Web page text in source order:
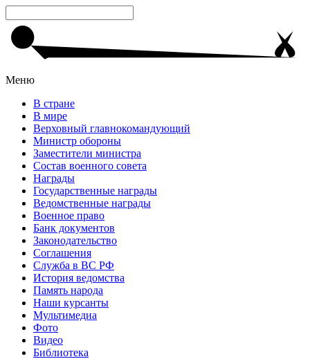
Меню
В стране
В мире
Верховный главнокомандующий
Министр обороны
Заместители министра
Состав военного совета
Награды
Государственные награды
Ведомственные награды
Военное право
Банк документов
Законодательство
Соглашения
Служба в ВС РФ
История ведомства
Память народа
Наши курсанты
Мультимедиа
Фото
Видео
Библиотека